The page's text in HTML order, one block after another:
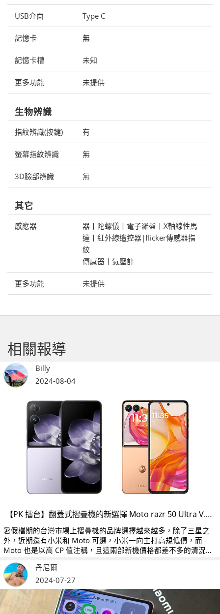
USB介面 Type C
記憶卡 無
記憶卡槽 未知
更多功能 未提供
生物辨識
指紋辨識(按鍵) 有
螢幕指紋辨識 無
3D臉部辨識 無
其它
感應器
器丨陀螺儀丨電子羅盤丨X軸線性馬
達丨紅外線遙控器|flicker傳感器指
紋
傳感器丨氣壓計
更多功能 未提供
相關報導
Billy
2024-08-04
【PK 擂台】翻蓋式摺疊機的新選擇 Moto razr 50 Ultra V.S. Xiaomi MIX Flip
暑假檔期的台灣市場上摺疊機的品牌選擇越來越多，除了三星之
外，近期還有小米和 Moto 可選，小米一向主打高規低價，而
Moto 也是以高 CP 值注稱，且這兩部新機價格都差不多的清況下
要怎麼作選擇呢？
丹尼爾
2024-07-27